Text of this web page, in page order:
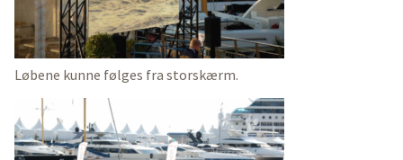
Løbene kunne følges fra storskærm.